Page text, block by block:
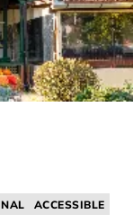
ACCESSIBLE